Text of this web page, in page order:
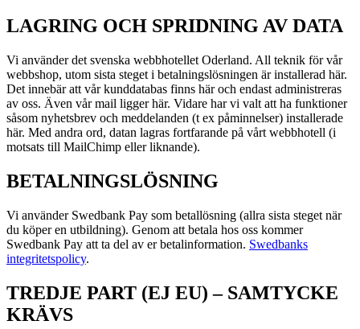
LAGRING OCH SPRIDNING AV DATA
Vi använder det svenska webbhotellet Oderland. All teknik för vår
webbshop, utom sista steget i betalningslösningen är installerad här.
Det innebär att vår kunddatabas finns här och endast administreras
av oss. Även vår mail ligger här. Vidare har vi valt att ha funktioner
såsom nyhetsbrev och meddelanden (t ex påminnelser) installerade
här. Med andra ord, datan lagras fortfarande på vårt webbhotell (i
motsats till MailChimp eller liknande).
BETALNINGSLÖSNING
Vi använder Swedbank Pay som betallösning (allra sista steget när
du köper en utbildning). Genom att betala hos oss kommer
Swedbank Pay att ta del av er betalinformation. Swedbanks
integritetspolicy.
TREDJE PART (EJ EU) – SAMTYCKE
KRÄVS